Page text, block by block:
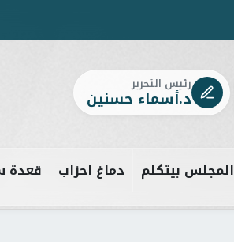
رئيس التحرير
د.أسماء حسنين
المجلس بيتكلم دماغ احزاب قعدة